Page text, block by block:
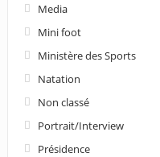
Media
Mini foot
Ministère des Sports
Natation
Non classé
Portrait/Interview
Présidence